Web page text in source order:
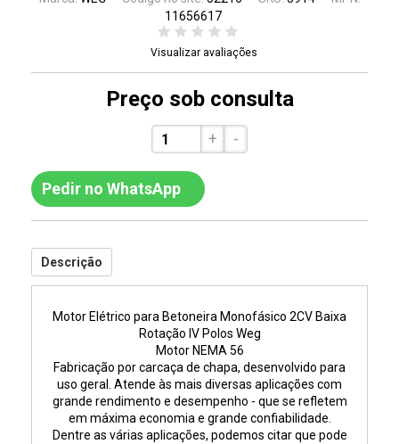
11656617
Visualizar avaliações
Preço sob consulta
+ -
Pedir no WhatsApp
Descrição
Motor Elétrico para Betoneira Monofásico 2CV Baixa
Rotação IV Polos Weg
Motor NEMA 56
Fabricação por carcaça de chapa, desenvolvido para
uso geral. Atende às mais diversas aplicações com
grande rendimento e desempenho - que se refletem
em máxima economia e grande confiabilidade.
Dentre as várias aplicações, podemos citar que pode